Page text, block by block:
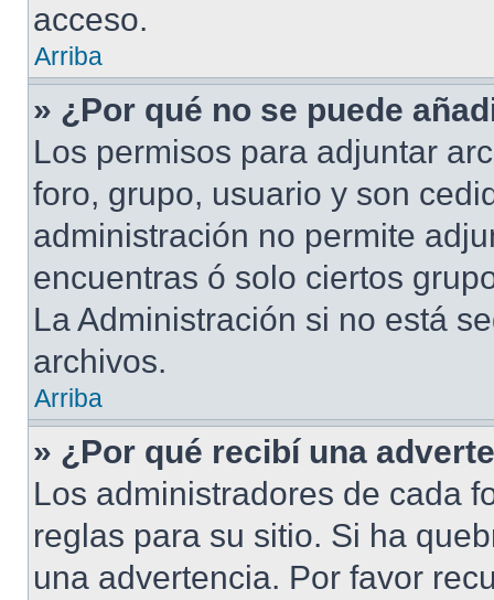
acceso.
Arriba
» ¿Por qué no se puede
Los permisos para adjuntar
foro, grupo, usuario y son
administración no permite
encuentras ó solo ciertos
La Administración si no está
archivos.
Arriba
» ¿Por qué recibí una
Los administradores de cada
reglas para su sitio. Si ha
una advertencia. Por favor